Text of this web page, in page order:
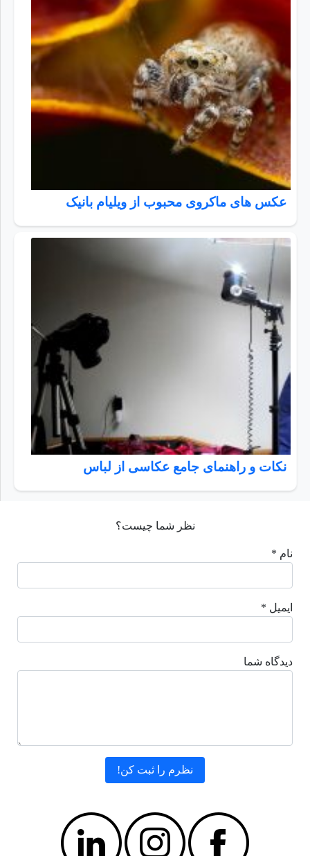
عکس های ماکروی محبوب از ویلیام بانیک
نکات و راهنمای جامع عکاسی از لباس
نظر شما چیست؟
نام *
ایمیل *
دیدگاه شما